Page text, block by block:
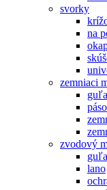
svorky
na
zemniaci
zvodový
lano